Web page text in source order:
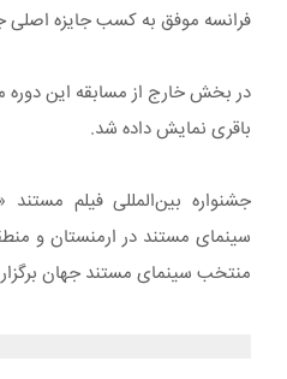
فرانسه موفق به کسب جایزه اصلی
در بخش خارج از مسابقه این
باقری نمایش داده شد.
جشنواره بین‌المللی فیلم مستند
سینمای مستند در ارمنستان و
منتخب سینمای مستند جهان